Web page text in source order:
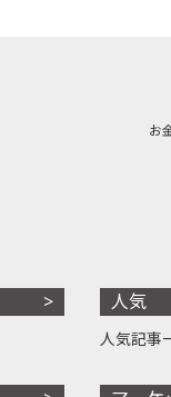
お
人気
人気記事